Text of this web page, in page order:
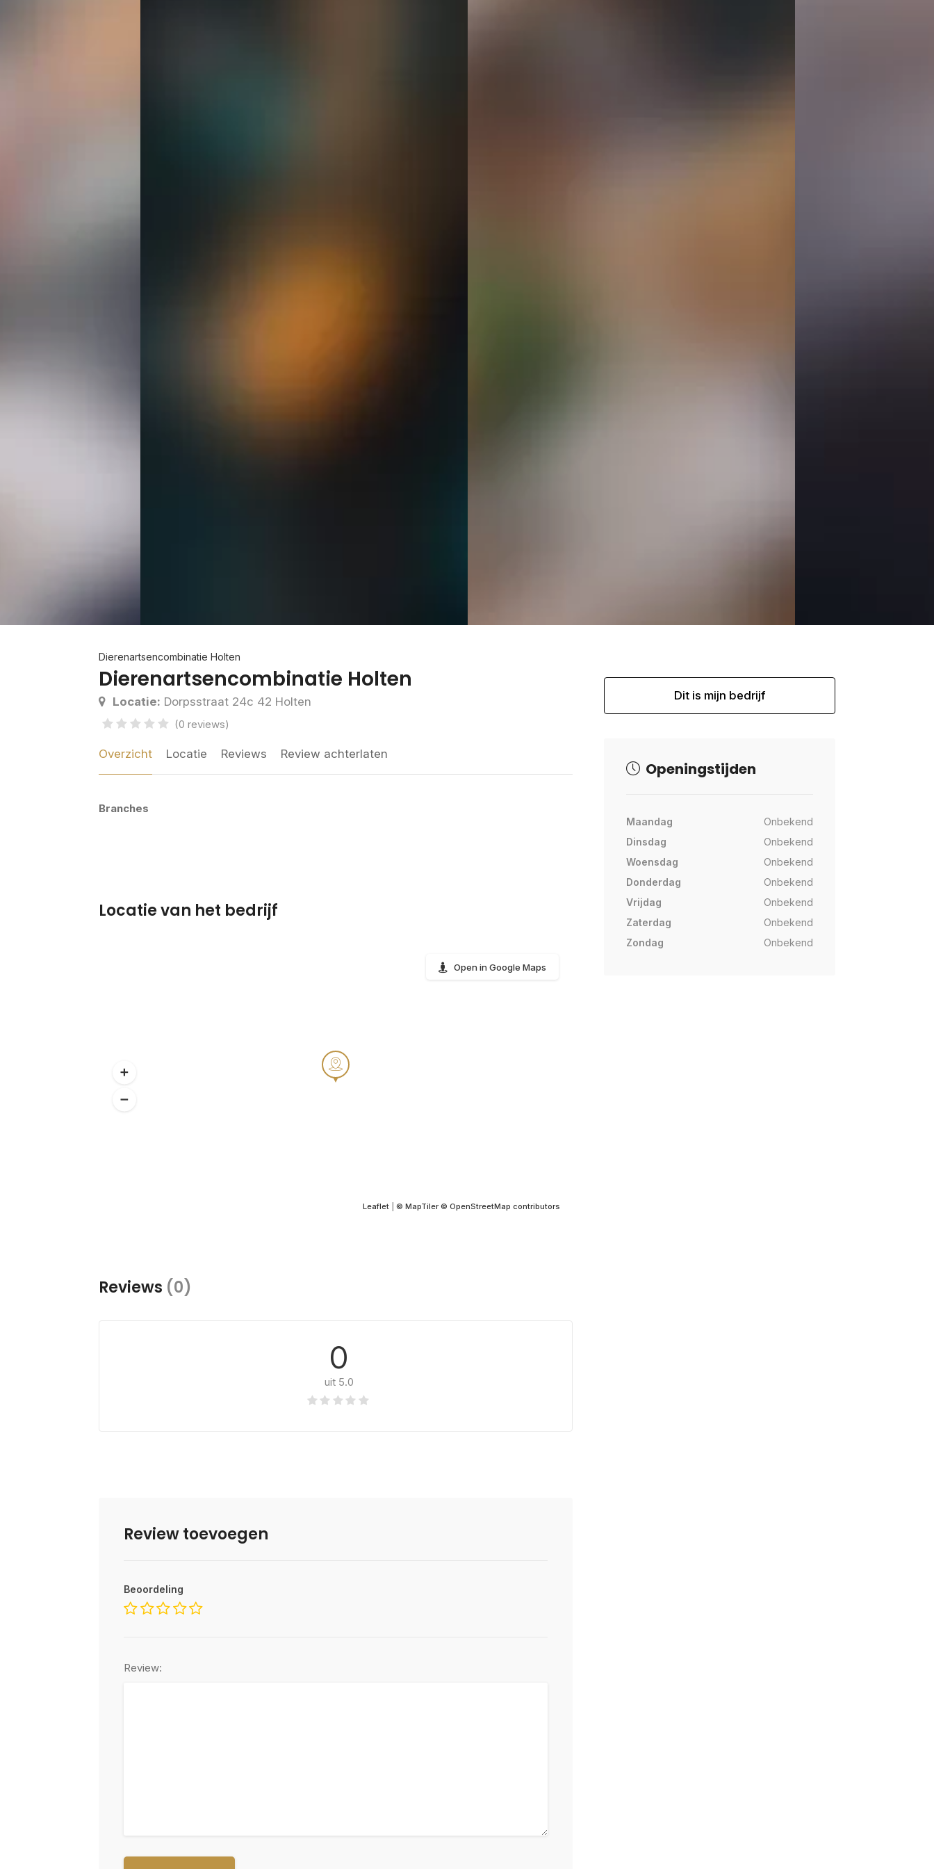
Dierenartsencombinatie Holten
Dierenartsencombinatie Holten
Locatie: Dorpsstraat 24c 42 Holten
(0 reviews)
Overzicht Locatie Reviews Review achterlaten
Branches
Locatie van het bedrijf
Leaflet| © MapTiler © OpenStreetMap contributors
Open in Google Maps
Reviews (0)
0
uit 5.0
Review toevoegen
Beoordeling
Review:
Dit is mijn bedrijf
Openingstijden
Maandag
Onbekend
Dinsdag
Onbekend
Woensdag
Onbekend
Donderdag
Onbekend
Vrijdag
Onbekend
Zaterdag
Onbekend
Zondag
Onbekend